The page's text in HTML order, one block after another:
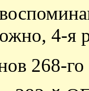
4-я
268-